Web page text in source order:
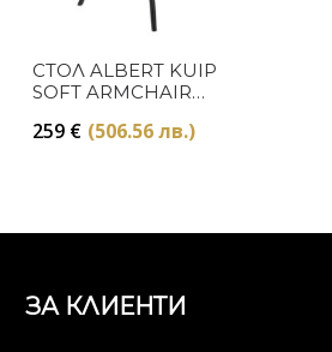
СТОЛ ALBERT KUIP
SOFT ARMCHAIR
259 € (506.56 лв.)
ЗА КЛИЕНТИ